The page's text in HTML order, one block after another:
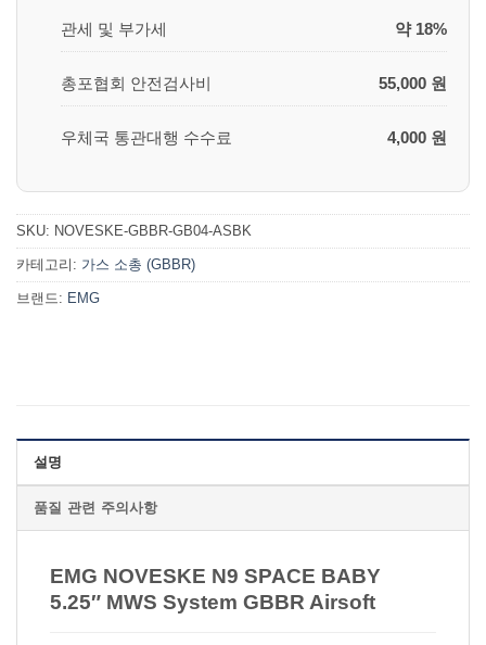
관세 및 부가세 약 18%
총포협회 안전검사비 55,000 원
우체국 통관대행 수수료 4,000 원
SKU: NOVESKE-GBBR-GB04-ASBK
카테고리: 가스 소총 (GBBR)
브랜드: EMG
설명
품질 관련 주의사항
EMG NOVESKE N9 SPACE BABY
5.25″ MWS System GBBR Airsoft